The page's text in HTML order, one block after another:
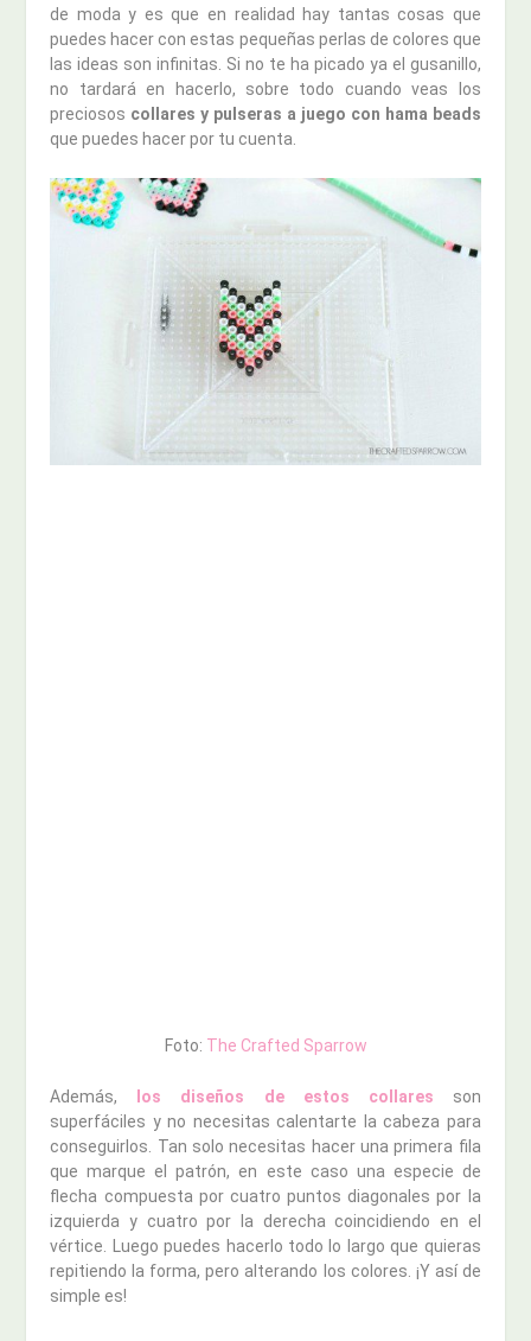
de moda y es que en realidad hay tantas cosas que
puedes hacer con estas pequeñas perlas de colores que
las ideas son infinitas. Si no te ha picado ya el gusanillo,
no tardará en hacerlo, sobre todo cuando veas los
preciosos collares y pulseras a juego con hama beads
que puedes hacer por tu cuenta.
Foto: The Crafted Sparrow
Además, los diseños de estos collares son
superfáciles y no necesitas calentarte la cabeza para
conseguirlos. Tan solo necesitas hacer una primera fila
que marque el patrón, en este caso una especie de
flecha compuesta por cuatro puntos diagonales por la
izquierda y cuatro por la derecha coincidiendo en el
vértice. Luego puedes hacerlo todo lo largo que quieras
repitiendo la forma, pero alterando los colores. ¡Y así de
simple es!